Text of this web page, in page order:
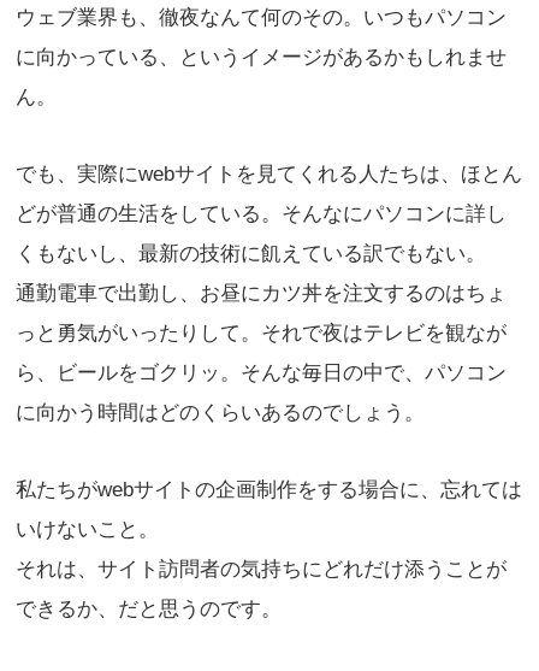
ウェブ業界も、徹夜なんて何のその。いつもパソコン
に向かっている、というイメージがあるかもしれませ
ん。
でも、実際にwebサイトを見てくれる人たちは、ほとん
どが普通の生活をしている。そんなにパソコンに詳し
くもないし、最新の技術に飢えている訳でもない。
通勤電車で出勤し、お昼にカツ丼を注文するのはちょ
っと勇気がいったりして。それで夜はテレビを観なが
ら、ビールをゴクリッ。そんな毎日の中で、パソコン
に向かう時間はどのくらいあるのでしょう。
私たちがwebサイトの企画制作をする場合に、忘れては
いけないこと。
それは、サイト訪問者の気持ちにどれだけ添うことが
できるか、だと思うのです。